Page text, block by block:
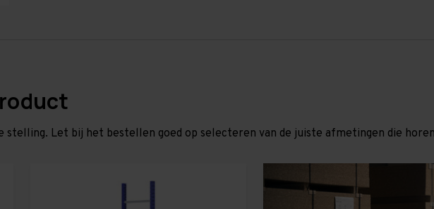
stelling. Let bij het bestellen goed op selecteren van de juiste afmetingen die